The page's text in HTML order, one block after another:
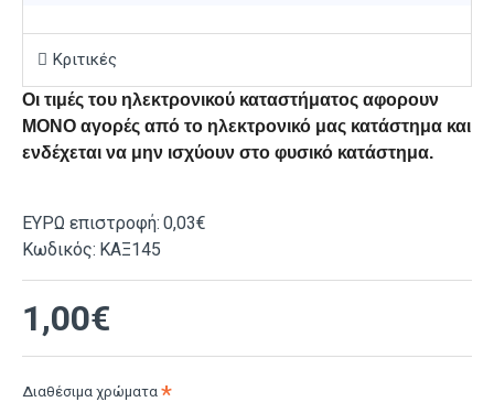
Κριτικές
Οι τιμές του ηλεκτρονικού καταστήματος αφορουν
ΜΟΝΟ αγορές από το ηλεκτρονικό μας κατάστημα και
ενδέχεται να μην ισχύουν στο φυσικό κατάστημα.
ΕΥΡΩ επιστροφή: 0,03€
Κωδικός: ΚΑΞ145
1,00€
Διαθέσιμα χρώματα